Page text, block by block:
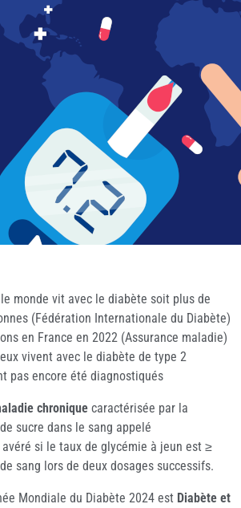
monde vit avec le diabète soit plus de
(Fédération Internationale du Diabète)
en France en 2022 (Assurance maladie)
vivent avec le diabète de type 2
pas encore été diagnostiqués
chronique caractérisée par la
sucre dans le sang appelé
si le taux de glycémie à jeun est ≥
sang lors de deux dosages successifs.
Mondiale du Diabète 2024 est Diabète et